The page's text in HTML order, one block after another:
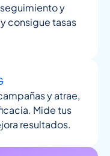
y
consigue tasas
y atrae,
Mide tus
resultados.